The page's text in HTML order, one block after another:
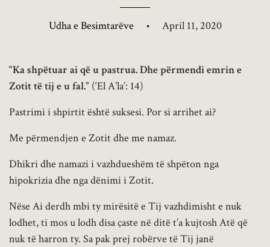
Udha e Besimtarëve • April 11, 2020
“Ka shpëtuar ai që u pastrua. Dhe përmendi emrin e
Zotit të tij e u fal.” (‘El A’la’: 14)
Pastrimi i shpirtit është suksesi. Por si arrihet ai?
Me përmendjen e Zotit dhe me namaz.
Dhikri dhe namazi i vazhdueshëm të shpëton nga
hipokrizia dhe nga dënimi i Zotit.
Nëse Ai derdh mbi ty mirësitë e Tij vazhdimisht e nuk
lodhet, ti mos u lodh disa çaste në ditë t’a kujtosh Atë që
nuk të harron ty. Sa pak prej robërve të Tij janë